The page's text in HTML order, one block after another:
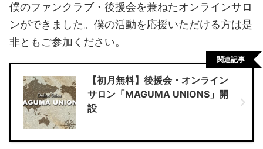
僕のファンクラブ・後援会を兼ねたオンラインサロ
ンができました。僕の活動を応援いただける方は是
非ともご参加ください。
【初月無料】後援会・オンライン
サロン「MAGUMA UNIONS」開
設
関連記事